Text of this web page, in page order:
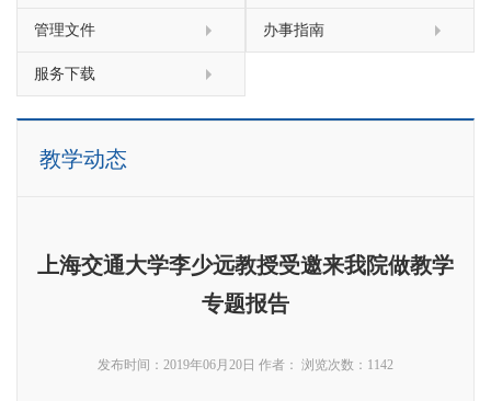
管理文件 办事指南
服务下载
教学动态
上海交通大学李少远教授受邀来我院做教学
专题报告
发布时间：2019年06月20日 作者： 浏览次数： 1142